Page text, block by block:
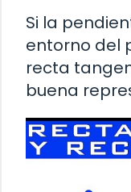
Si la
entorno del
recta
buena